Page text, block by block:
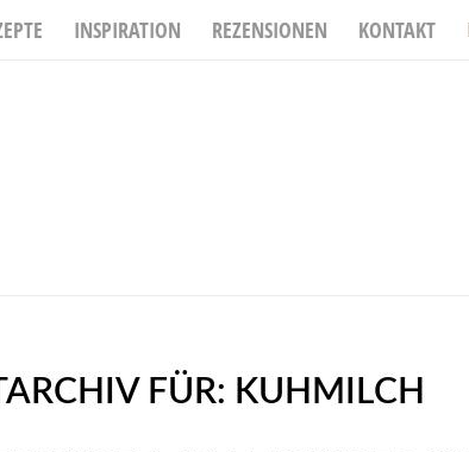
INSPIRATION REZENSIONEN KONTAKT
FÜR: KUHMILCH